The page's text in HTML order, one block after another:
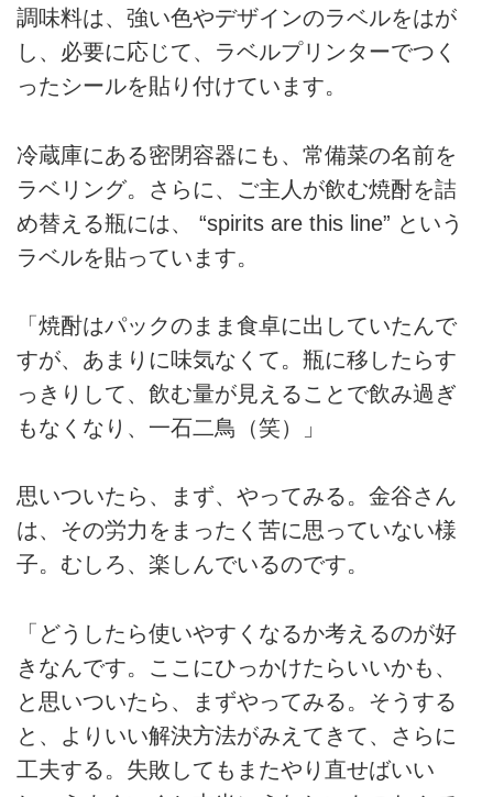
調味料は、強い色やデザインのラベルをはが
し、必要に応じて、ラベルプリンターでつく
ったシールを貼り付けています。
冷蔵庫にある密閉容器にも、常備菜の名前を
ラベリング。さらに、ご主人が飲む焼酎を詰
め替える瓶には、 “spirits are this line” という
ラベルを貼っています。
「焼酎はパックのまま食卓に出していたんで
すが、あまりに味気なくて。瓶に移したらす
っきりして、飲む量が見えることで飲み過ぎ
もなくなり、一石二鳥（笑）」
思いついたら、まず、やってみる。金谷さん
は、その労力をまったく苦に思っていない様
子。むしろ、楽しんでいるのです。
「どうしたら使いやすくなるか考えるのが好
きなんです。ここにひっかけたらいいかも、
と思いついたら、まずやってみる。そうする
と、よりいい解決方法がみえてきて、さらに
工夫する。失敗してもまたやり直せばいい